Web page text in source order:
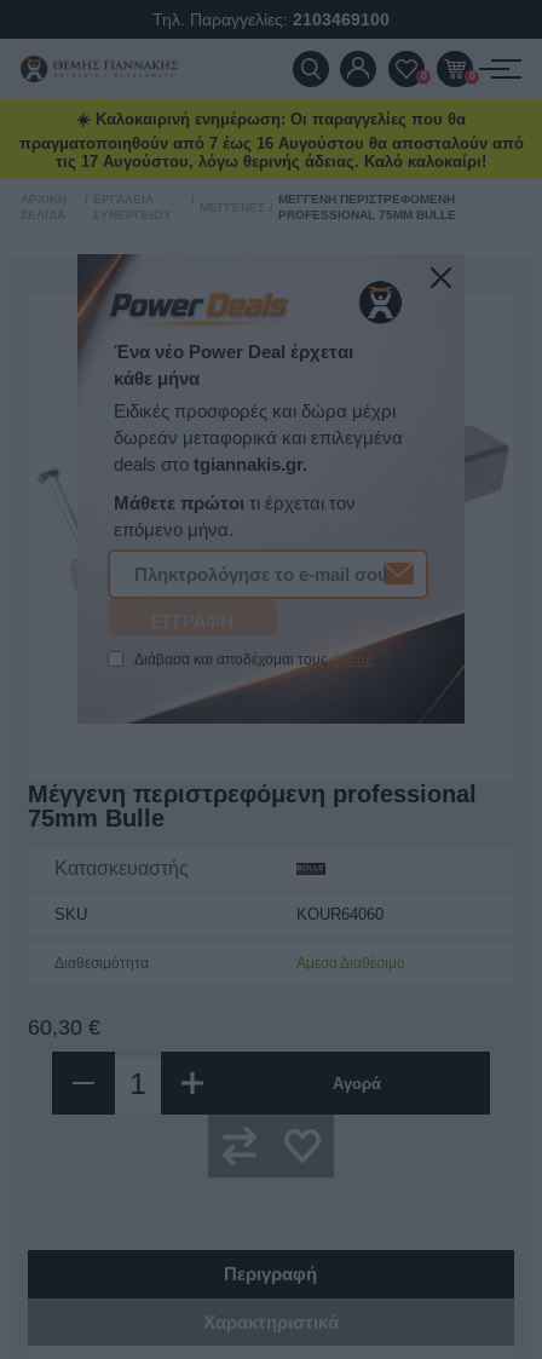
Τηλ. Παραγγελίες: 2103469100
ΠΡΟΪΌΝΤΑ
ΠΡΟΣΦΟΡΈΣ
ΕΠΙΚΟΙΝΩΝΊΑ
ΝΈΑ & ΆΡΘΡΑ
0 0
☀️ Καλοκαιρινή ενημέρωση: Οι παραγγελίες που θα
πραγματοποιηθούν από 7 έως 16 Αυγούστου θα αποσταλούν από
τις 17 Αυγούστου, λόγω θερινής άδειας. Καλό καλοκαίρι!
ΜΈΓΓΕΝΗ ΠΕΡΙΣΤΡΕΦΌΜΕΝΗ
PROFESSIONAL 75MM BULLE
Μέγγενη περιστρεφόμενη professional
75mm Bulle
Κατασκευαστής
SKU KOUR64060
Διαθεσιμότητα Άμεσα Διαθέσιμο
60,30 €
Αγορά
Περιγραφή
Χαρακτηριστικά
Ένα νέο Power Deal έρχεται
κάθε μήνα
Ειδικές προσφορές και δώρα μέχρι
δωρεάν μεταφορικά και επιλεγμένα
deals στο tgiannakis.gr.
Μάθετε πρώτοι τι έρχεται τον
επόμενο μήνα.
Διάβασα και αποδέχομαι τουςόρους